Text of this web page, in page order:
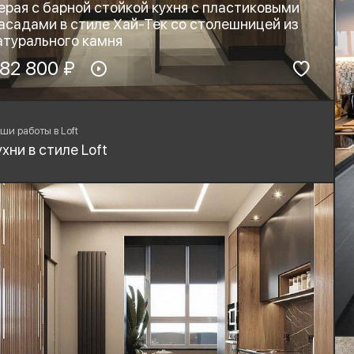
с барной стойкой кухня с пластиковыми
в стиле Хай-Тек со столешницей из
камня
фасадов:
Пластик
Материал столешницы:
Натуральный камень
Blum
800 ₽
работы в Loft
в стиле Loft